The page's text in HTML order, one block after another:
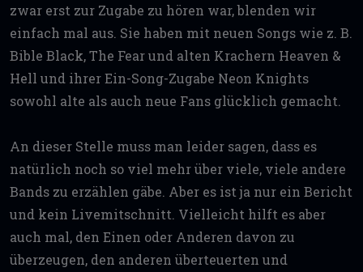
zwar erst zur Zugabe zu hören war, blenden wir
einfach mal aus. Sie haben mit neuen Songs wie z. B.
Bible Black, The Fear und alten Krachern Heaven &
Hell und ihrer Ein-Song-Zugabe Neon Knights
sowohl alte als auch neue Fans glücklich gemacht.
An dieser Stelle muss man leider sagen, dass es
natürlich noch so viel mehr über viele, viele andere
Bands zu erzählen gäbe. Aber es ist ja nur ein Bericht
und kein Livemitschnitt. Vielleicht hilft es aber
auch mal, den Einen oder Anderen davon zu
überzeugen, den anderen überteuerten und